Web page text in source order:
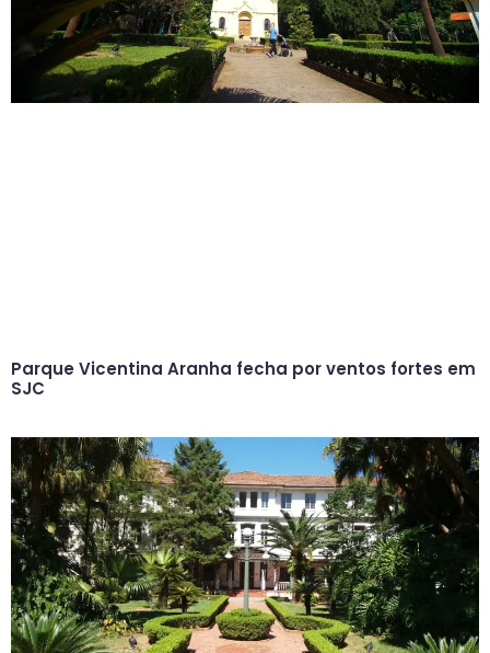
Parque Vicentina Aranha fecha por ventos fortes em
SJC